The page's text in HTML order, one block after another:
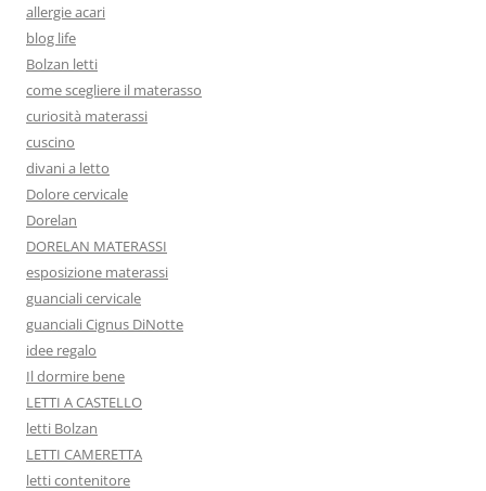
allergie acari
blog life
Bolzan letti
come scegliere il materasso
curiosità materassi
cuscino
divani a letto
Dolore cervicale
Dorelan
DORELAN MATERASSI
esposizione materassi
guanciali cervicale
guanciali Cignus DiNotte
idee regalo
Il dormire bene
LETTI A CASTELLO
letti Bolzan
LETTI CAMERETTA
letti contenitore